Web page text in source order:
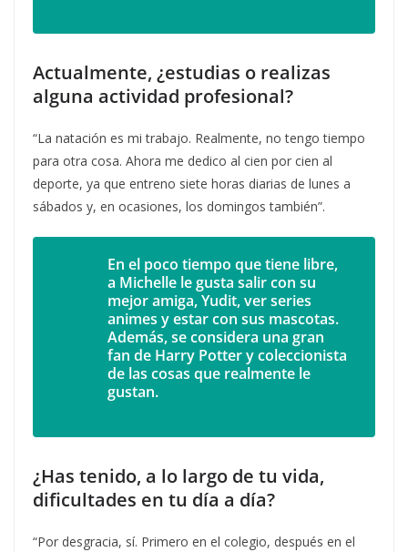
Actualmente, ¿estudias o realizas
alguna actividad profesional?
“La natación es mi trabajo. Realmente, no tengo tiempo
para otra cosa. Ahora me dedico al cien por cien al
deporte, ya que entreno siete horas diarias de lunes a
sábados y, en ocasiones, los domingos también”.
En el poco tiempo que tiene libre,
a Michelle le gusta salir con su
mejoramiga, Yudit, ver series
animes y estar con sus mascotas.
Además, se considera una gran
fan de Harry Potter y coleccionista
de las cosas que realmente le
gustan.
¿Has tenido, a lo largo de tu vida,
dificultades en tu día a día?
“Por desgracia, sí. Primero en el colegio, después en el